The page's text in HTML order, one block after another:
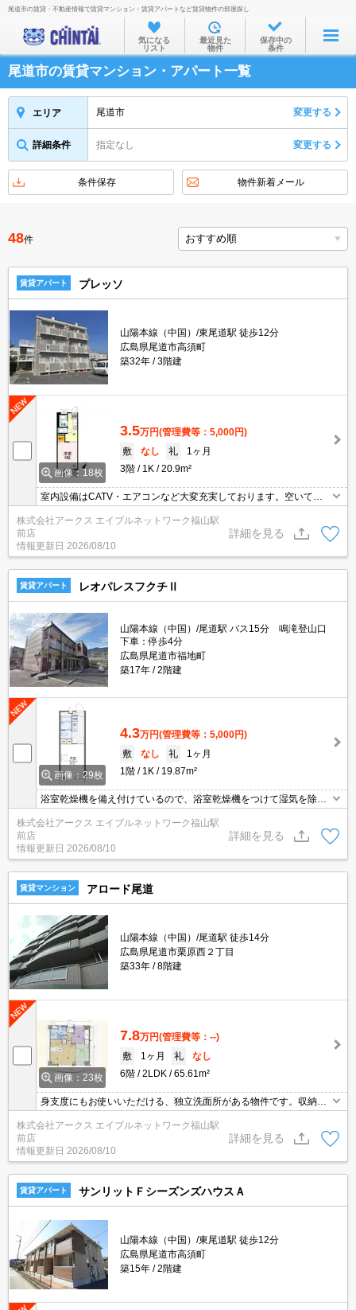
お部屋を探す
沿線・駅から
住所から
物件特集から
不動産会社から
TOP
尾道市の賃貸・不動産情報で賃貸マンション・賃貸アパートなど賃貸物件の部屋探し
気になる
リスト
最近見た
物件
保存中の
条件
尾道市の賃貸マンション・アパート一覧
エリア 尾道市 変更する
詳細条件 指定なし 変更する
条件保存 物件新着メール
48件
賃貸アパート プレッソ
山陽本線（中国）/東尾道駅 徒歩12分
広島県尾道市高須町
築32年
3階建
画像：18枚
3.5万円(管理費等：5,000円)
敷
なし 礼
1ヶ月
3階
1K 20.9m²
室内設備はCATV・エアコンなど大変充実しております。空いてい
る駐車場があるので、近くに車を駐車できます。ハウスダストやア
レルギーに弱い方にもおすすめなフローリング付きの物件です。駐
輪場付きの物件です。面倒なゴミ捨ての負担を軽減させることがで
きるのが敷地内ごみ置き場の魅力です。1Kの物件です。
株式会社アークス エイブルネットワーク福山駅
前店
情報更新日 2026/08/10
詳細を見る
賃貸アパート レオパレスフクチⅡ
山陽本線（中国）/尾道駅 バス15分 鳴滝登山口
下車：停歩4分
広島県尾道市福地町
築17年
2階建
画像：29枚
4.3万円(管理費等：5,000円)
敷
なし 礼
1ヶ月
1階
1K 19.87m²
浴室乾燥機を備え付けているので、浴室乾燥機をつけて湿気を除去
すればカビの発生を予防できます。モニターで来訪者を確認し、イ
ンターホンを通じて室内から会話することができます。ロフトは子
供だけでなく大人の遊び心も刺激します。学生さんのお住まいにも
おすすめの間取り1Kです。バスルームとトイレが分かれています。
株式会社アークス エイブルネットワーク福山駅
前店
情報更新日 2026/08/10
詳細を見る
賃貸マンション アロード尾道
山陽本線（中国）/尾道駅 徒歩14分
広島県尾道市栗原西２丁目
築33年
8階建
画像：23枚
7.8万円(管理費等：--)
敷
1ヶ月 礼
なし
6階
2LDK 65.61m²
身支度にもお使いいただける、独立洗面所がある物件です。収納は
クロゼット・シューズボックスなどが備え付けられているので、衣
類や日用品の収納に重宝します。こちらの物件からは2駅が近くに
あり、移動範囲も広がります。一度にたくさん調理できる3口コン
ロの物件は、忙しい時でも効率よく料理したい人におすすめです。
株式会社アークス エイブルネットワーク福山駅
前店
情報更新日 2026/08/10
詳細を見る
賃貸アパート サンリットＦシーズンズハウスＡ
山陽本線（中国）/東尾道駅 徒歩12分
広島県尾道市高須町
築15年
2階建